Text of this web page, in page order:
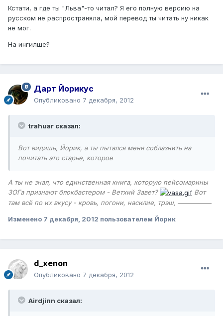
Кстати, а где ты "Льва"-то читал? Я его полную версию на
русском не распространяла, мой перевод ты читать ну никак
не мог.
На ингилше?
Дарт Йорикус
Опубликовано 7 декабря, 2012
trahuar сказал:
Вот видишь, Йорик, а ты пытался меня соблазнить на
почитать это старье, которое
А ты не знал, что единственная книга, которую пейсомарины
ЗОГа признают блокбастером - Ветхий Завет?
Вот
там всё по их вкусу - кровь, погони, насилие, трэш, содомия...
Изменено 7 декабря, 2012 пользователем Йорик
d_xenon
Опубликовано 7 декабря, 2012
Airdjinn сказал: